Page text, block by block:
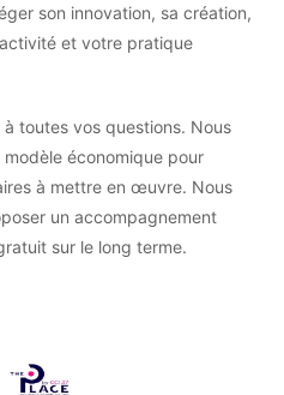
son innovation, sa création,
et votre pratique
toutes vos questions. Nous
économique pour
à mettre en œuvre. Nous
un accompagnement
sur le long terme.